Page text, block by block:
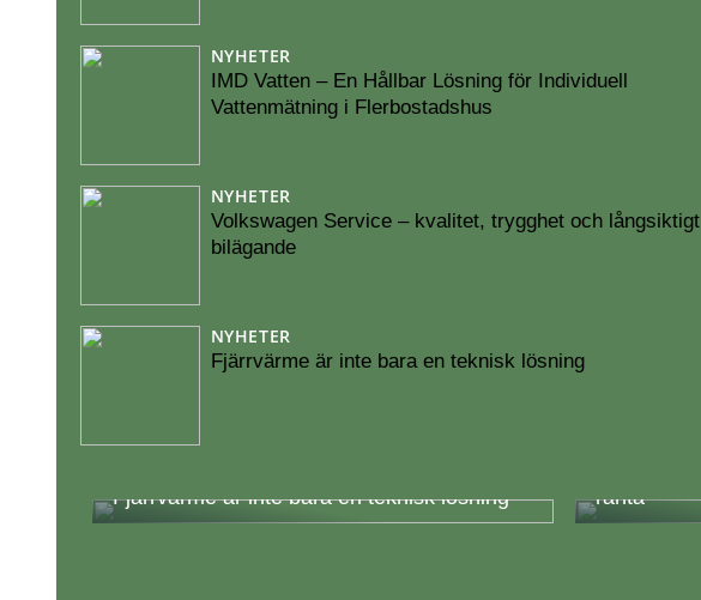
NYHETER
IMD Vatten – En Hållbar Lösning för Individuell
Vattenmätning i Flerbostadshus
NYHETER
Volkswagen Service – kvalitet, trygghet och långsiktigt
bilägande
NYHETER
Fjärrvärme är inte bara en teknisk lösning
Fjärrvärme är inte bara en teknisk lösning
ränta